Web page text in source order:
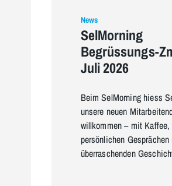
News
SelMorning
Begrüssungs-
Juli 2026
Beim SelMorning hiess
unsere neuen
willkommen – mit
persönlichen Gesprächen
überraschenden